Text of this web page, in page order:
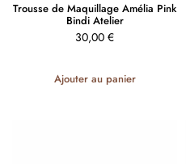
Trousse de Maquillage Amélia Pink
Bindi Atelier
30,00 €
Ajouter au panier